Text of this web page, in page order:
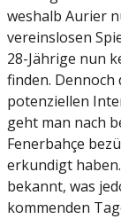
weshalb Aurier
vereinslosen
28-Jährige nun
finden.
potenziellen
geht man nach
Fenerbahçe
erkundigt
bekannt, was
kommenden